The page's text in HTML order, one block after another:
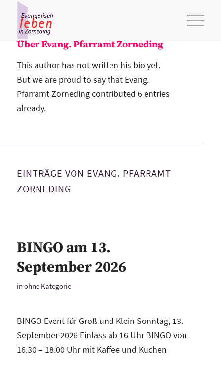
ÜberEvang. Pfarramt Zorneding
This author has not written his bio yet.
But we are proud to say that Evang.
Pfarramt Zornedingcontributed 6 entries
already.
EINTRÄGE VON EVANG. PFARRAMT
ZORNEDING
BINGO am 13.
September 2026
in ohne Kategorie
BINGO Event für Groß und Klein Sonntag, 13.
September 2026 Einlass ab 16 Uhr BINGO von
16.30 – 18.00 Uhr mit Kaffee und Kuchen